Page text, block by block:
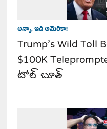
అన్నా, ఇది అమెరికా!
Trump’s Wild Toll
$100K
టోల్ బూత్